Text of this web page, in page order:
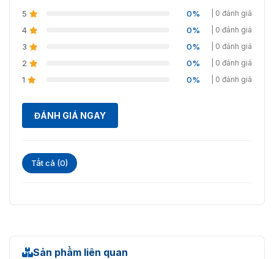
5 0% | 0 đánh giá
4 0% | 0 đánh giá
3 0% | 0 đánh giá
2 0% | 0 đánh giá
1 0% | 0 đánh giá
ĐÁNH GIÁ NGAY
Tất cả (0)
Sản phẩm liên quan